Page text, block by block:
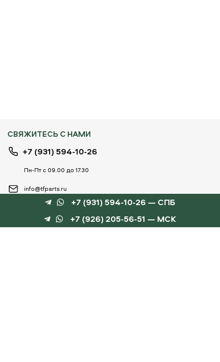
СВЯЖИТЕСЬ С НАМИ
+7 (931) 594-10-26
Пн-Пт с 09.00 до 17.30
info@tfparts.ru
ТЕХНОБОКС
+7 (931) 594-10-26 — СПБ
+7 (926) 205-56-51 — МСК